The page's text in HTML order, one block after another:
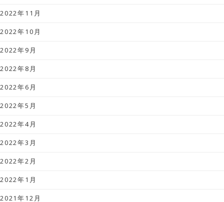
2022年11月
2022年10月
2022年9月
2022年8月
2022年6月
2022年5月
2022年4月
2022年3月
2022年2月
2022年1月
2021年12月